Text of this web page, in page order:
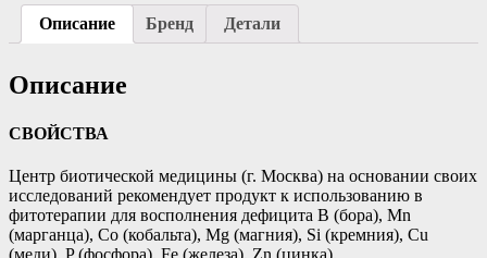
Описание Бренд Детали
Описание
СВОЙСТВА
Центр биотической медицины (г. Москва) на основании своих
исследований рекомендует продукт к использованию в
фитотерапии для восполнения дефицита B (бора), Mn
(марганца), Co (кобальта), Mg (магния), Si (кремния), Cu
(меди), P (фосфора), Fe (железа), Zn (цинка).